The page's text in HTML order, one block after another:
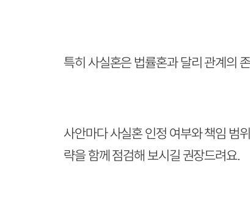
특히 사실혼은 법률혼과 달리 관계의
사안마다 사실혼 인정 여부와 책임 범
략을 함께 점검해 보시길 권장드려요.